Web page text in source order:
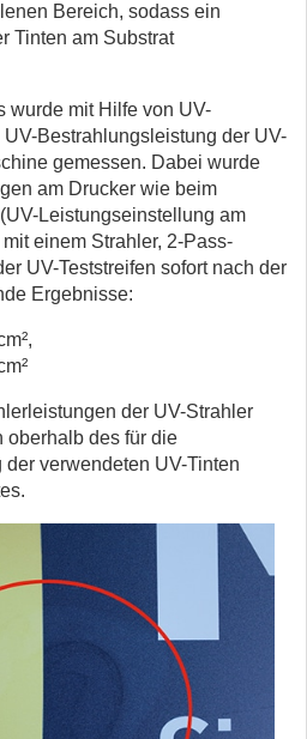
Bereich, sodass ein
Tinten am Substrat
wurde mit Hilfe von UV-
Bestrahlungsleistung der UV-
gemessen. Dabei wurde
am Drucker wie beim
Leistungseinstellung am
einem Strahler, 2-Pass-
UV-Teststreifen sofort nach der
Ergebnisse:
der UV-Strahler
oberhalb des für die
verwendeten UV-Tinten